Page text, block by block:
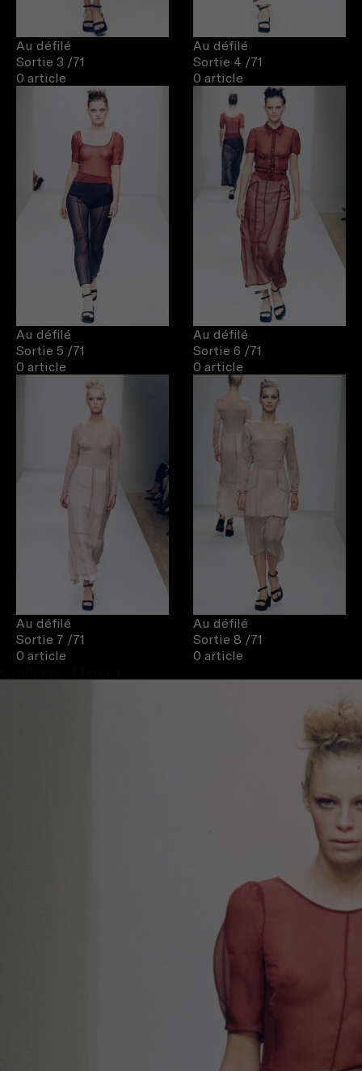
Au défilé
Sortie 3 /71
0 article
Au défilé
Sortie 4 /71
0 article
Au défilé
Sortie 5 /71
0 article
Au défilé
Sortie 6 /71
0 article
Au défilé
Sortie 7 /71
0 article
Au défilé
Sortie 8 /71
0 article